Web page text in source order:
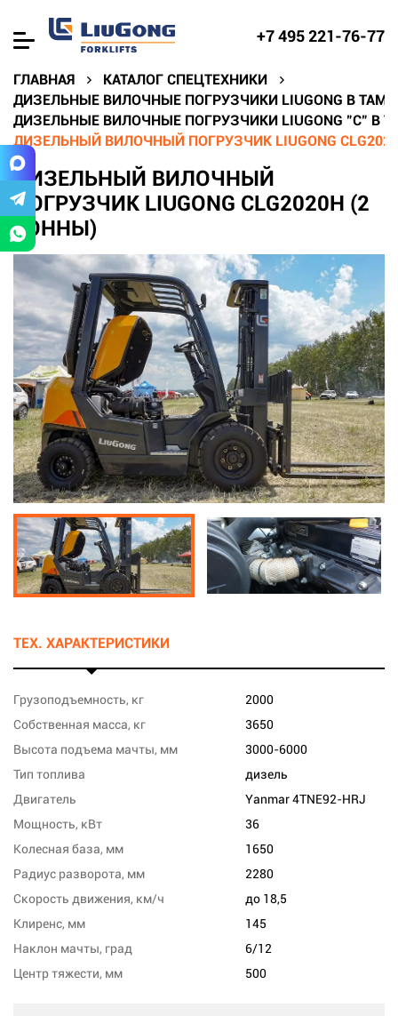
+7 495 221-76-77
ГЛАВНАЯ
КАТАЛОГ СПЕЦТЕХНИКИ
ДИЗЕЛЬНЫЕ ВИЛОЧНЫЕ ПОГРУЗЧИКИ LIUGONG В
ДИЗЕЛЬНЫЕ ВИЛОЧНЫЕ ПОГРУЗЧИКИ LIUGONG "C" В
ДИЗЕЛЬНЫЙ ВИЛОЧНЫЙ ПОГРУЗЧИК LIUGONG
ДИЗЕЛЬНЫЙ ВИЛОЧНЫЙ
ПОГРУЗЧИК LIUGONG CLG2020H (2
ТОННЫ)
ТЕХ. ХАРАКТЕРИСТИКИ
Грузоподъемность, кг
2000
Собственная масса, кг
3650
Высота подъема мачты, мм
3000-6000
Тип топлива
дизель
Двигатель
Yanmar 4TNE92-HRJ
Мощность, кВт
36
Колесная база, мм
1650
Радиус разворота, мм
2280
Скорость движения, км/ч
до 18,5
Клиренс, мм
145
Наклон мачты, град
6/12
Центр тяжести, мм
500